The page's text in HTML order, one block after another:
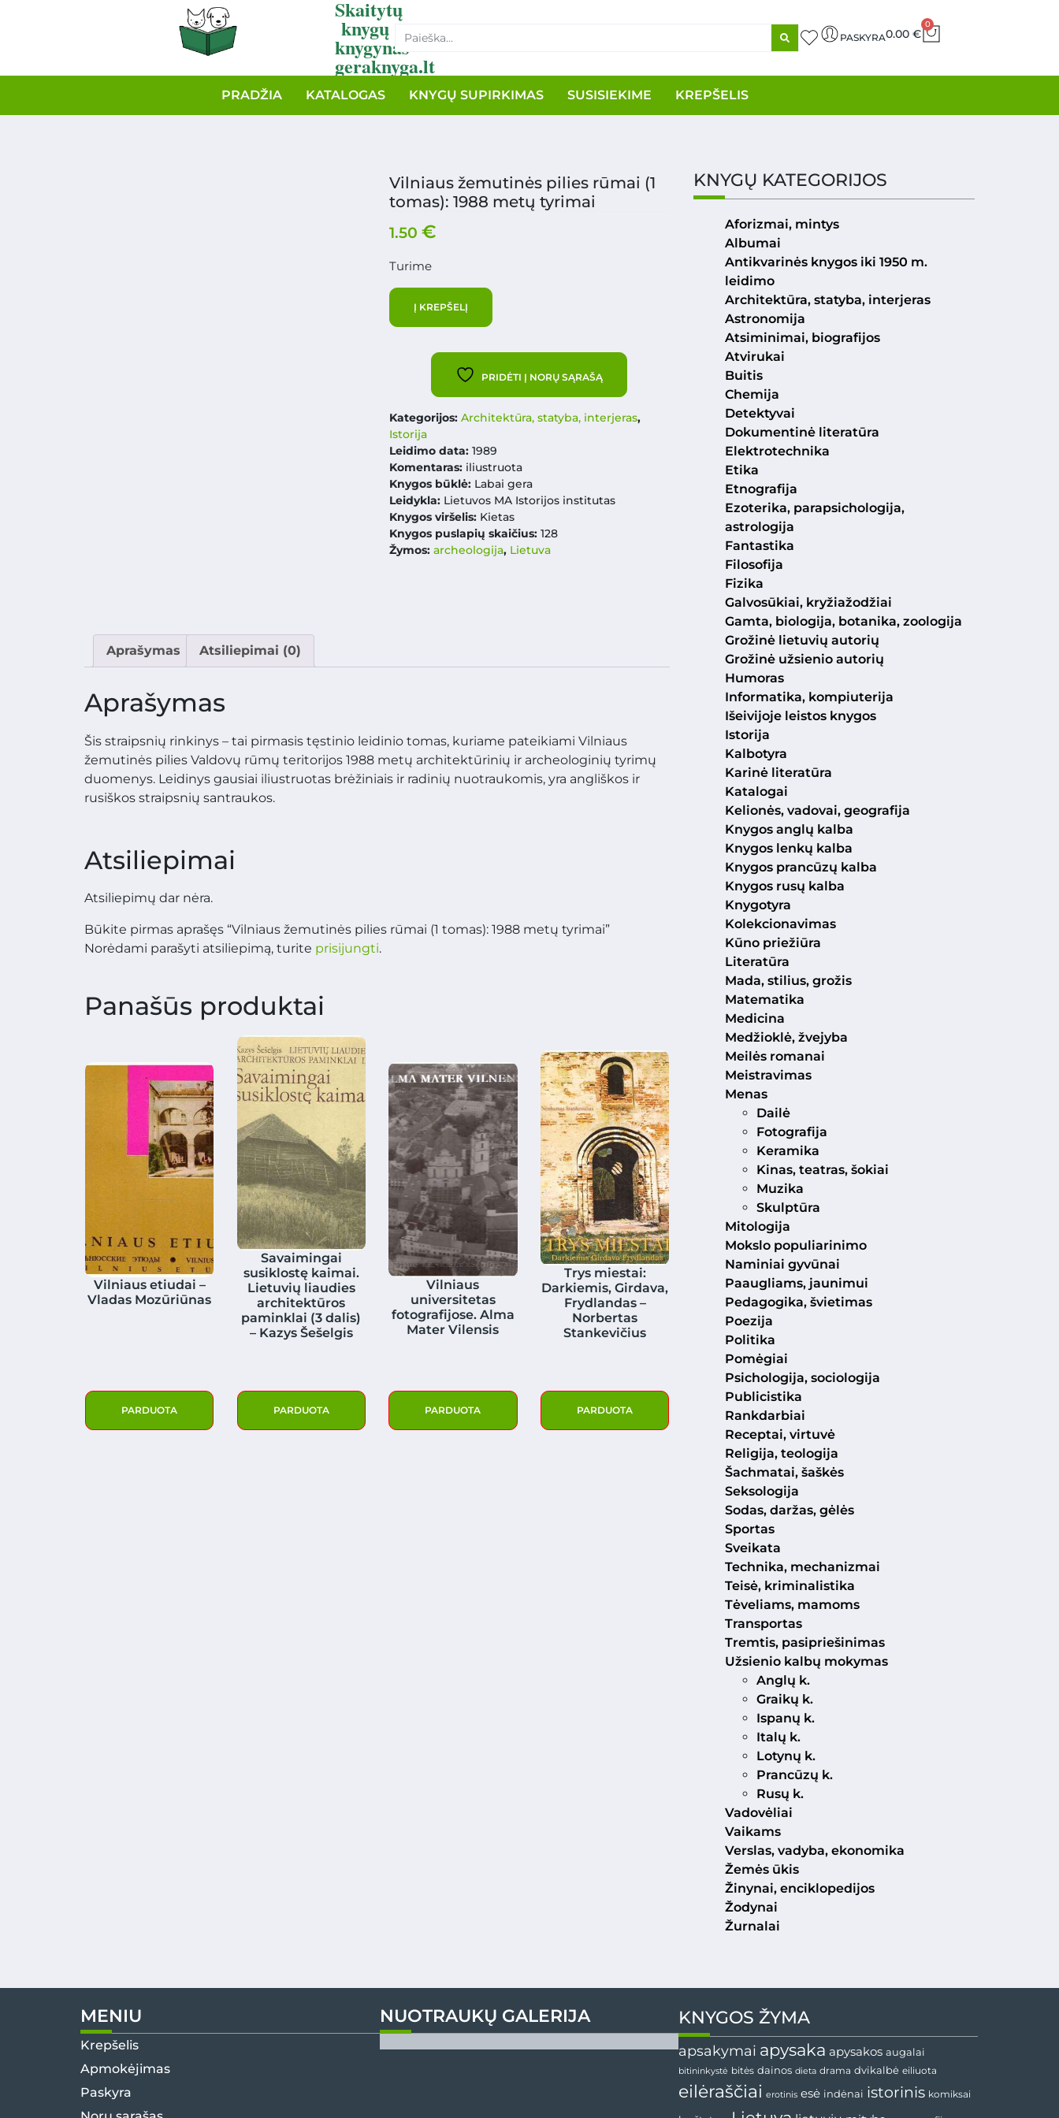
Skaitytų
knygų
knygynas
geraknyga.lt
PASKYRA0.00 €
0
PRADŽIA KATALOGAS KNYGŲ SUPIRKIMAS SUSISIEKIME KREPŠELIS
Vilniaus žemutinės pilies rūmai (1
tomas): 1988 metų tyrimai
1.50 €
Turime
Į KREPŠELĮ
PRIDĖTI Į NORŲ SĄRAŠĄ
Kategorijos: Architektūra, statyba, interjeras,
Istorija
Leidimo data:1989
Komentaras: iliustruota
Knygos būklė: Labai gera
Leidykla:Lietuvos MA Istorijos institutas
Knygos viršelis: Kietas
Knygos puslapių skaičius: 128
Žymos: archeologija, Lietuva
Aprašymas Atsiliepimai (0)
Aprašymas
Šis straipsnių rinkinys – tai pirmasis tęstinio leidinio tomas, kuriame pateikiami Vilniaus
žemutinės pilies Valdovų rūmų teritorijos 1988 metų architektūrinių ir archeologinių tyrimų
duomenys. Leidinys gausiai iliustruotas brėžiniais ir radinių nuotraukomis, yra angliškos ir
rusiškos straipsnių santraukos.
Atsiliepimai
Atsiliepimų dar nėra.
Būkite pirmas aprašęs “Vilniaus žemutinės pilies rūmai (1 tomas): 1988 metų tyrimai”
Norėdami parašyti atsiliepimą, turite prisijungti.
Panašūs produktai
Vilniaus etiudai –
Vladas Mozūriūnas
PARDUOTA
Savaimingai
susiklostę kaimai.
Lietuvių liaudies
architektūros
paminklai (3 dalis)
– Kazys Šešelgis
PARDUOTA
Vilniaus
universitetas
fotografijose. Alma
Mater Vilensis
PARDUOTA
Trys miestai:
Darkiemis, Girdava,
Frydlandas –
Norbertas
Stankevičius
PARDUOTA
KNYGŲ KATEGORIJOS
Aforizmai, mintys
Albumai
Antikvarinės knygos iki 1950 m.
leidimo
Architektūra, statyba, interjeras
Astronomija
Atsiminimai, biografijos
Atvirukai
Buitis
Chemija
Detektyvai
Dokumentinė literatūra
Elektrotechnika
Etika
Etnografija
Ezoterika, parapsichologija,
astrologija
Fantastika
Filosofija
Fizika
Galvosūkiai, kryžiažodžiai
Gamta, biologija, botanika, zoologija
Grožinė lietuvių autorių
Grožinė užsienio autorių
Humoras
Informatika, kompiuterija
Išeivijoje leistos knygos
Istorija
Kalbotyra
Karinė literatūra
Katalogai
Kelionės, vadovai, geografija
Knygos anglų kalba
Knygos lenkų kalba
Knygos prancūzų kalba
Knygos rusų kalba
Knygotyra
Kolekcionavimas
Kūno priežiūra
Literatūra
Mada, stilius, grožis
Matematika
Medicina
Medžioklė, žvejyba
Meilės romanai
Meistravimas
Menas
Dailė
Fotografija
Keramika
Kinas, teatras, šokiai
Muzika
Skulptūra
Mitologija
Mokslo populiarinimo
Naminiai gyvūnai
Paaugliams, jaunimui
Pedagogika, švietimas
Poezija
Politika
Pomėgiai
Psichologija, sociologija
Publicistika
Rankdarbiai
Receptai, virtuvė
Religija, teologija
Šachmatai, šaškės
Seksologija
Sodas, daržas, gėlės
Sportas
Sveikata
Technika, mechanizmai
Teisė, kriminalistika
Tėveliams, mamoms
Transportas
Tremtis, pasipriešinimas
Užsienio kalbų mokymas
Anglų k.
Graikų k.
Ispanų k.
Italų k.
Lotynų k.
Prancūzų k.
Rusų k.
Vadovėliai
Vaikams
Verslas, vadyba, ekonomika
Žemės ūkis
Žinynai, enciklopedijos
Žodynai
Žurnalai
MENIU
Krepšelis
Apmokėjimas
Paskyra
NUOTRAUKŲ GALERIJA KNYGOS ŽYMA
apsakymai apysaka apysakos augalai
bitininkystė bitės dainos dieta drama dvikalbė eiliuota
eilėraščiai erotinis esė indėnai istorinis komiksai